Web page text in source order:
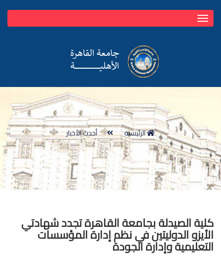
navigation
الرئيسية أحدث الأخبار
كلية الصيدلة بجامعة القاهرة تجدد شهادتي
الأيزو الدوليتين في نظم إدارة المؤسسات
التعليمية وإدارة الجودة